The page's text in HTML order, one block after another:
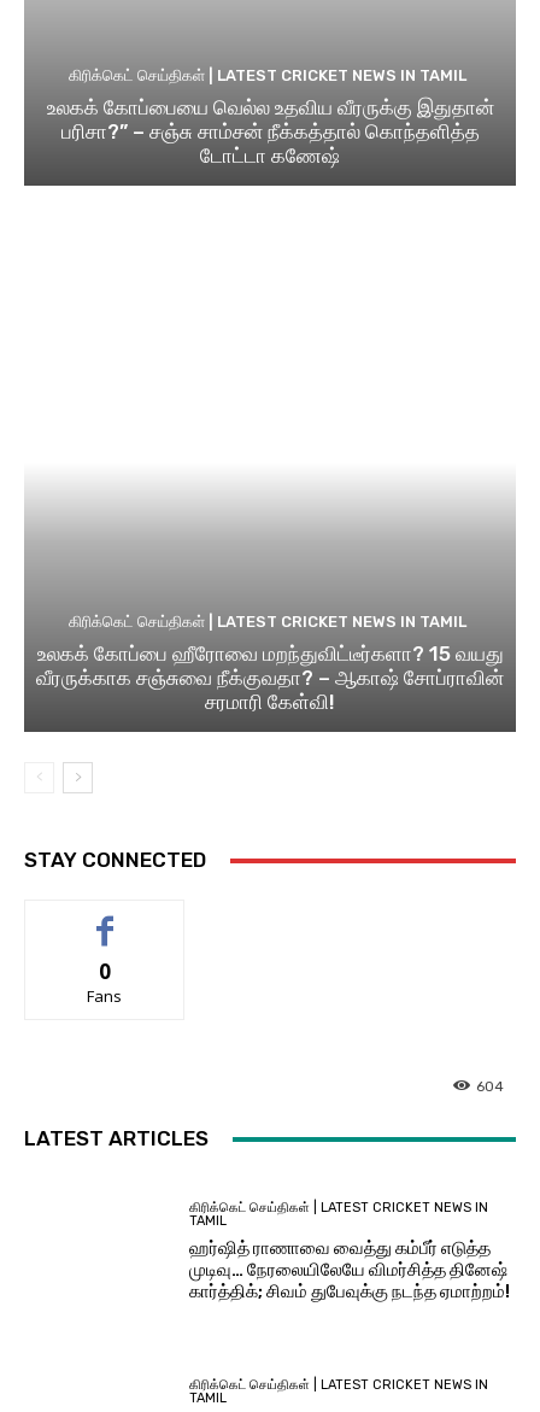
கிரிக்கெட் செய்திகள் | LATEST CRICKET NEWS IN TAMIL
உலகக் கோப்பையை வெல்ல உதவிய வீரருக்கு இதுதான்
பரிசா?” – சஞ்சு சாம்சன் நீக்கத்தால் கொந்தளித்த
டோட்டா கணேஷ்
கிரிக்கெட் செய்திகள் | LATEST CRICKET NEWS IN TAMIL
உலகக் கோப்பை ஹீரோவை மறந்துவிட்டீர்களா? 15 வயது
வீரருக்காக சஞ்சுவை நீக்குவதா? – ஆகாஷ் சோப்ராவின்
சரமாரி கேள்வி!
STAY CONNECTED
0
Fans
604
LATEST ARTICLES
கிரிக்கெட் செய்திகள் | LATEST CRICKET NEWS IN
TAMIL
ஹர்ஷித் ராணாவை வைத்து கம்பீர் எடுத்த
முடிவு… நேரலையிலேயே விமர்சித்த தினேஷ்
கார்த்திக்; சிவம் துபேவுக்கு நடந்த ஏமாற்றம்!
கிரிக்கெட் செய்திகள் | LATEST CRICKET NEWS IN
TAMIL